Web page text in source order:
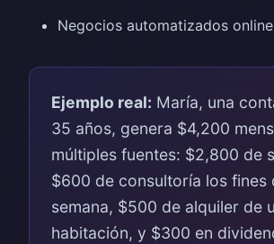
Negocios automatizados online
Ejemplo real: María, una
35 años, genera $4,200
múltiples fuentes: $2,800 de
$600 de consultoría los fines
semana, $500 de alquiler de
habitación, y $300 en